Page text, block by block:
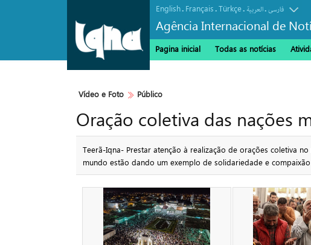
English. Français.Türkçe. العربیة.فارسی
Agência Internacional de
Pagina inicial Todas as notícias
Vídeo e Foto Público
Oração coletiva das nações
Teerã-Iqna- Prestar atenção à realização de orações coletiva
mundo estão dando um exemplo de solidariedade e